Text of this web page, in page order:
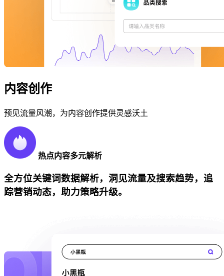
内容创作
预见流量风潮，为内容创作提供灵感沃土
热点内容多元解析
全方位关键词数据解析，洞见流量及搜索趋势，追
踪营销动态，助力策略升级。